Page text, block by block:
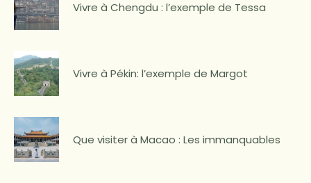
Vivre à Chengdu : l’exemple de Tessa
Vivre à Pékin: l’exemple de Margot
Que visiter à Macao : Les immanquables